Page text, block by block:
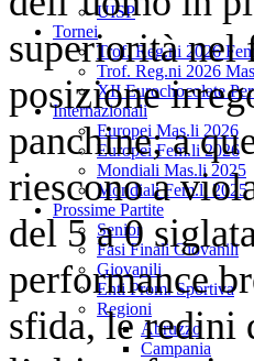
UISP
Tornei
Trof. Reg.ni 2026
Trof. Reg.ni 2026 Mas
XII Eurochocolate
Internazionali
Europei Mas.li 2026
Europei Fem.li 2026
Mondiali Mas.li 2025
Mondiali Fem.li 2025
Prossime Partite
Senior
Fasi Finali Giovanili
Giovanili
Enti Prom. Sportiva
Regioni
Abruzzo
Campania
superiorità nel
posizione
panchine; a
riescono a
del 5 a 0
performance
sfida, le redini